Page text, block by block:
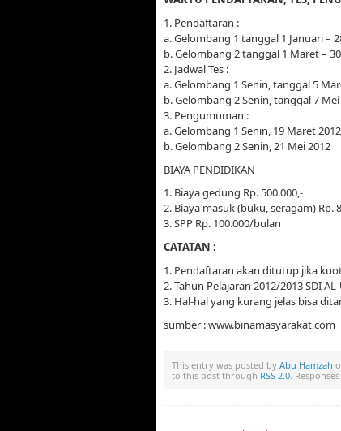
1. Pendaftaran :
a. Gelombang 1 tanggal 1 Januari –
b. Gelombang 2 tanggal 1 Maret –
2. Jadwal Tes :
a. Gelombang 1 Senin, tanggal 5
b. Gelombang 2 Senin, tanggal 7 Mei
3. Pengumuman :
a. Gelombang 1 Senin, 19 Maret 2012
b. Gelombang 2 Senin, 21 Mei 2012
BIAYA PENDIDIKAN
1. Biaya gedung Rp. 500.000,-
2. Biaya masuk (buku, seragam) Rp.
3. SPP Rp. 100.000/bulan
CATATAN :
1. Pendaftaran akan ditutup jika
2. Tahun Pelajaran 2012/2013 SDI
3. Hal-hal yang kurang jelas bisa
sumber : www.binamasyarakat.com
This entry was posted by Abu Hamzah
to this post through RSS 2.0.